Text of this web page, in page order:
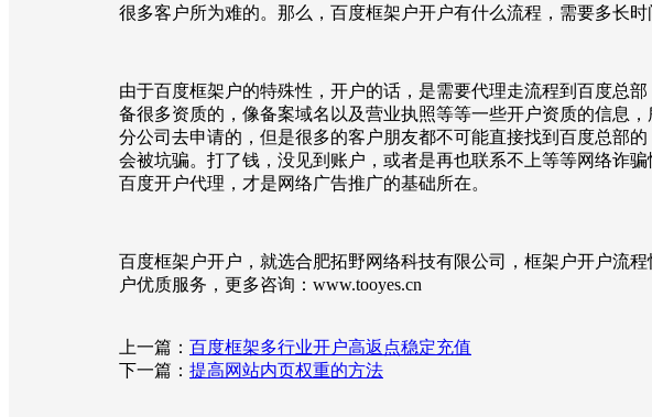
很多客户所为难的。那么，百度框架户开户有什么流程，需要多长时
由于百度框架户的特殊性，开户的话，是需要代理走流程到百度总
备很多资质的，像备案域名以及营业执照等等一些开户资质的信息
分公司去申请的，但是很多的客户朋友都不可能直接找到百度总部
会被坑骗。打了钱，没见到账户，或者是再也联系不上等等网络诈
百度开户代理，才是网络广告推广的基础所在。
百度框架户开户，就选合肥拓野网络科技有限公司，框架户开户流
户优质服务，更多咨询：www.tooyes.cn
上一篇： 百度框架多行业开户高返点稳定充值
下一篇： 提高网站内页权重的方法